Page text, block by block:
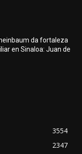
da fortaleza
en Sinaloa: Juan de
3554
2347